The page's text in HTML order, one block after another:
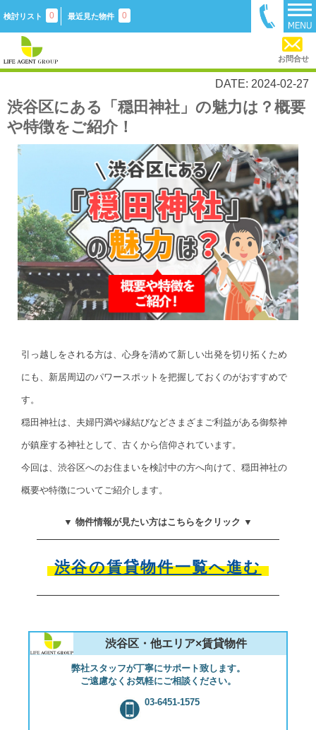
検討リスト 0 最近見た物件 0
お問合せ
DATE: 2024-02-27
渋谷区にある「穏田神社」の魅力は？概要
や特徴をご紹介！
引っ越しをされる方は、心身を清めて新しい出発を切り拓くため
にも、新居周辺のパワースポットを把握しておくのがおすすめで
す。
穏田神社は、夫婦円満や縁結びなどさまざまご利益がある御祭神
が鎮座する神社として、古くから信仰されています。
今回は、渋谷区へのお住まいを検討中の方へ向けて、穏田神社の
概要や特徴についてご紹介します。
▼ 物件情報が見たい方はこちらをクリック ▼
渋谷の賃貸物件一覧へ進む
渋谷区・他エリア×賃貸物件
弊社スタッフが丁寧にサポート致します。
ご遠慮なくお気軽にご相談ください。
03-6451-1575